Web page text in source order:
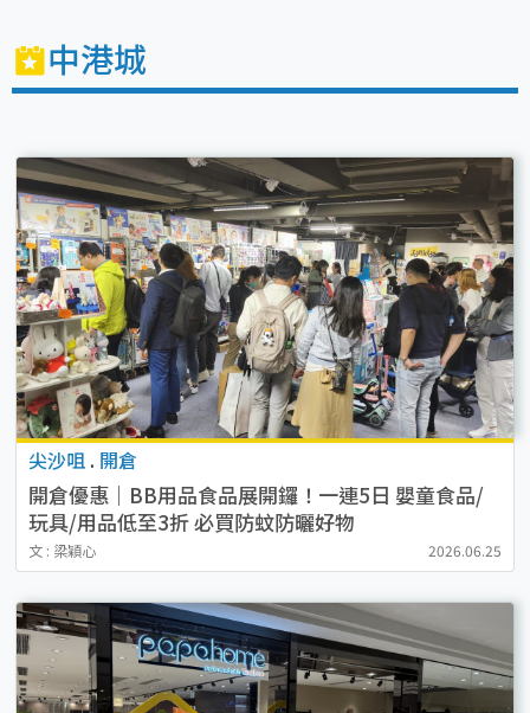
中港城
尖沙咀 . 開倉
開倉優惠｜BB用品食品展開鑼！一連5日 嬰童食品/
玩具/用品低至3折 必買防蚊防曬好物
文 : 梁穎心 2026.06.25